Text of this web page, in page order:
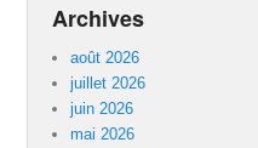
Archives
août 2026
juillet 2026
juin 2026
mai 2026